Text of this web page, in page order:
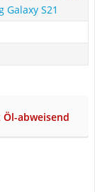
Galaxy S21
abweisend